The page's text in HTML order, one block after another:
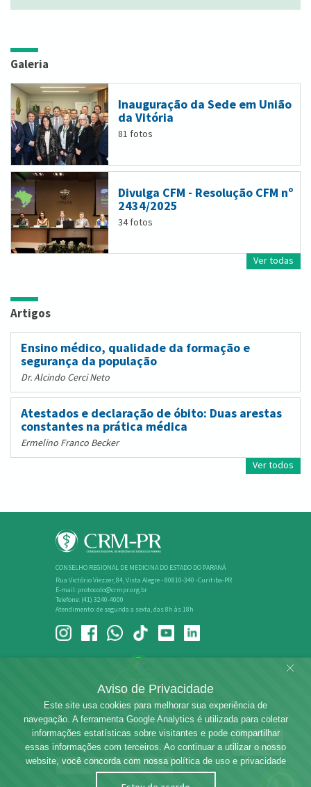
Dúvidas?
Galeria
Inauguração da Sede em União
da Vitória
81 fotos
Divulga CFM - Resolução CFM nº
2434/2025
34 fotos
Ver todas
Artigos
Ensino médico, qualidade da formação e
segurança da população
Dr. Alcindo Cerci Neto
Atestados e declaração de óbito: Duas arestas
constantes na prática médica
Ermelino Franco Becker
Ver todos
CONSELHO REGIONAL DE MEDICINA DO ESTADO DO PARANÁ
Rua Victório Viezzer, 84, Vista Alegre - 80810-340 -Curitiba-PR
E-mail: protocolo@crmpr.org.br
Telefone: (41) 3240-4000
Atendimento: de segunda a sexta, das 8h às 18h
Rede dos Conselhos de Medicina
Aviso de Privacidade
Este site usa cookies para melhorar sua experiência de
navegação. A ferramenta Google Analytics é utilizada para coletar
informações estatísticas sobre visitantes e pode compartilhar
essas informações com terceiros. Ao continuar a utilizar o nosso
website, você concorda com nossa política de uso e privacidade